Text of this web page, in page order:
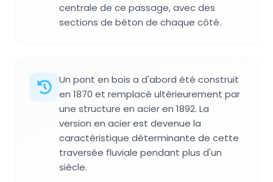
centrale de ce passage, avec des
sections de béton de chaque côté.
Un pont en bois a d'abord été construit
en 1870 et remplacé ultérieurement par
une structure en acier en 1892. La
version en acier est devenue la
caractéristique déterminante de cette
traversée fluviale pendant plus d'un
siècle.